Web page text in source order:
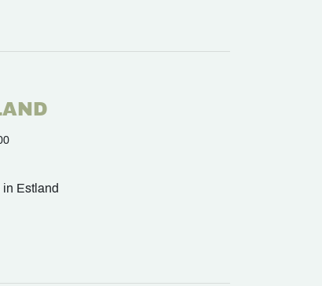
Estland